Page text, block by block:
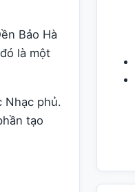
Bảo Hà
là một
Nhạc phủ.
tạo